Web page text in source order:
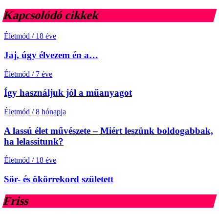
Kapcsolódó cikkek
Életmód / 18 éve
Jaj, úgy élvezem én a…
Életmód / 7 éve
Így használjuk jól a műanyagot
Életmód / 8 hónapja
A lassú élet művészete – Miért leszünk boldogabbak,
ha lelassítunk?
Életmód / 18 éve
Sör- és ökörrekord született
Friss